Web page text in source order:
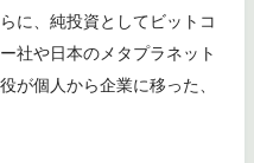
に、純投資としてビットコ
社や日本のメタプラネット
が個人から企業に移った、